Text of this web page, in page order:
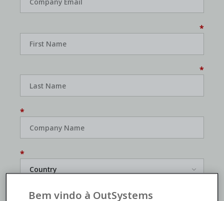
*
*
*
*
Bem vindo à OutSystems